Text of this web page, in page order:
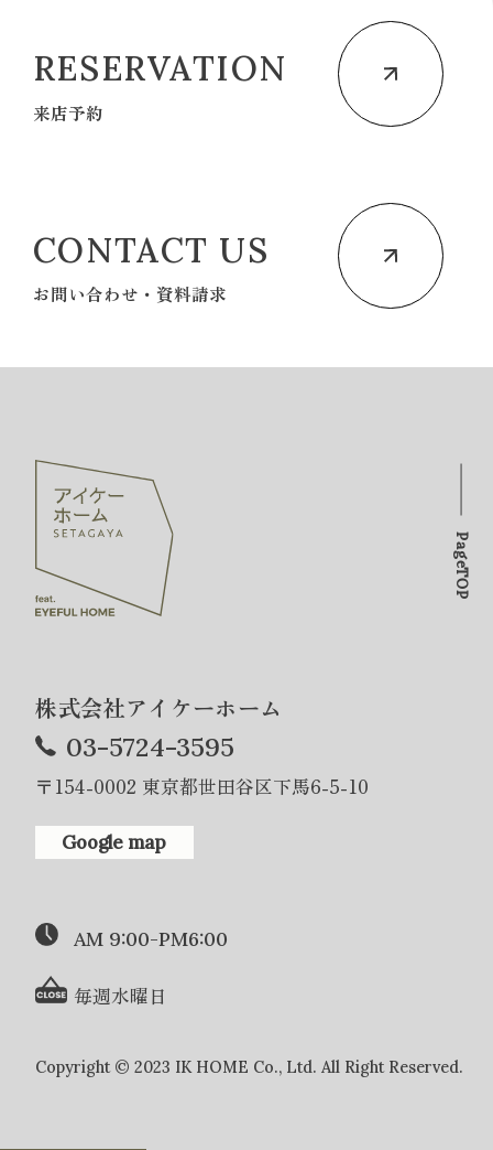
RESERVATION
来店予約
CONTACT US
お問い合わせ・資料請求
株式会社アイケーホーム
03-5724-3595
〒154-0002 東京都世田谷区下馬6-5-10
Google map
AM 9:00-PM6:00
毎週水曜日
Copyright © 2023 IK HOME Co., Ltd. All Right Reserved.
PageTOP